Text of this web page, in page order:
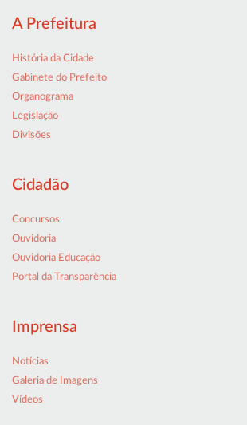
A Prefeitura
História da Cidade
Gabinete do Prefeito
Organograma
Legislação
Divisões
Cidadão
Concursos
Ouvidoria
Ouvidoria Educação
Portal da Transparência
Imprensa
Notícias
Galeria de Imagens
Vídeos